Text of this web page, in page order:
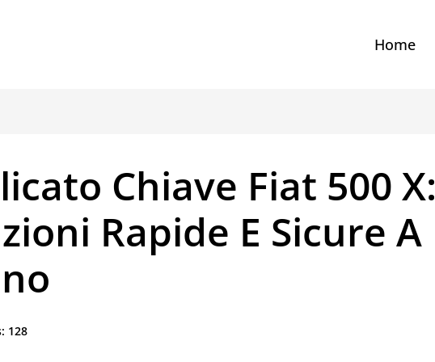
Home
Chiave Fiat 500 X:
Rapide E Sicure A
128